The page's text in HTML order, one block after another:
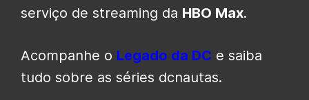
serviço de streaming da HBO Max.
Acompanhe o Legado da DC e saiba
tudo sobre as séries dcnautas.